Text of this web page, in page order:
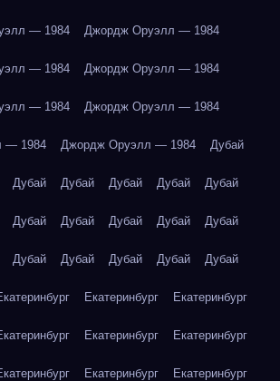
— 1984 Джордж Оруэлл — 1984
— 1984 Джордж Оруэлл — 1984
— 1984 Джордж Оруэлл — 1984
— 1984 Джордж Оруэлл — 1984 Дубай
Дубай Дубай Дубай Дубай Дубай
Дубай Дубай Дубай Дубай Дубай
Дубай Дубай Дубай Дубай Дубай
Екатеринбург Екатеринбург
Екатеринбург Екатеринбург
Екатеринбург Екатеринбург